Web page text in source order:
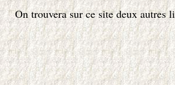
On trouvera sur ce site deux autres